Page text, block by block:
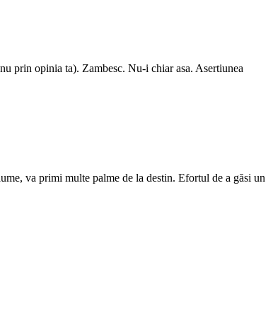
prin opinia ta). Zambesc. Nu-i chiar asa. Asertiunea
va primi multe palme de la destin. Efortul de a găsi un